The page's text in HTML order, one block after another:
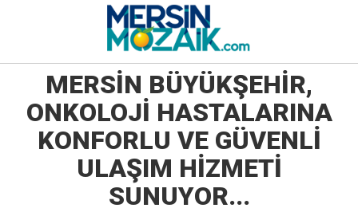
MERSİN BÜYÜKŞEHİR,
ONKOLOJİ HASTALARINA
KONFORLU VE GÜVENLİ
ULAŞIM HİZMETİ
SUNUYOR...